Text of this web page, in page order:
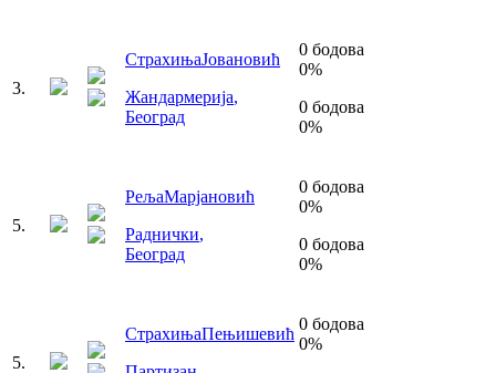
3.
СтрахињаЈовановић
Жандармерија,
Београд
0 бодова
0%
0 бодова
0%
5.
РељаМарјановић
Раднички,
Београд
0 бодова
0%
0 бодова
0%
5.
СтрахињаПењишевић
0 бодова
0%